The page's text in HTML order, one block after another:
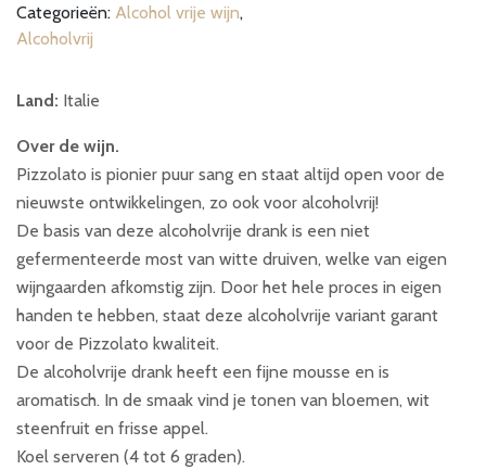
(0,0%
Alcohol)
aantal
Categorieën: Alcohol vrije wijn,
Alcoholvrij
Land: Italie
Over de wijn.
Pizzolato is pionier puur sang en staat altijd open voor de
nieuwste ontwikkelingen, zo ook voor alcoholvrij!
De basis van deze alcoholvrije drank is een niet
gefermenteerde most van witte druiven, welke van eigen
wijngaarden afkomstig zijn. Door het hele proces in eigen
handen te hebben, staat deze alcoholvrije variant garant
voor de Pizzolato kwaliteit.
De alcoholvrije drank heeft een fijne mousse en is
aromatisch. In de smaak vind je tonen van bloemen, wit
steenfruit en frisse appel.
Koel serveren (4 tot 6 graden).